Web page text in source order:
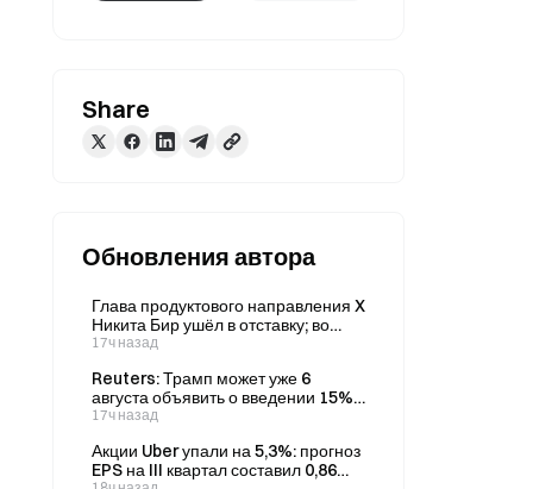
Share
Обновления автора
Глава продуктового направления X
Никита Бир ушёл в отставку; во
время его пребывания на этом
Никиту Бира в ограничении
публикаций.
17ч назад
Reuters: Трамп может уже 6
августа объявить о введении 15%-
ной пошлины на поликремний и
на него.
17ч назад
Акции Uber упали на 5,3%: прогноз
EPS на III квартал составил 0,86